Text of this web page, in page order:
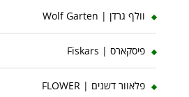
וולף גרדן | Wolf Garten
פיסקארס | Fiskars
פלאוור דשנים | FLOWER